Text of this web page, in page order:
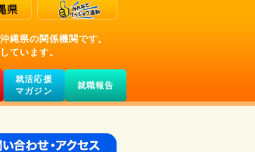
縄県の関係機関です。
ています。
就活応援
マガジン
就職報告